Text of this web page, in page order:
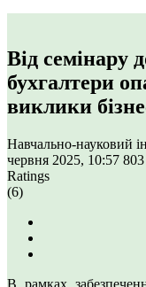
Від семінару
бухгалтери
виклики
Навчально-науковий
червня 2025, 10:57 803
Ratings
(6)